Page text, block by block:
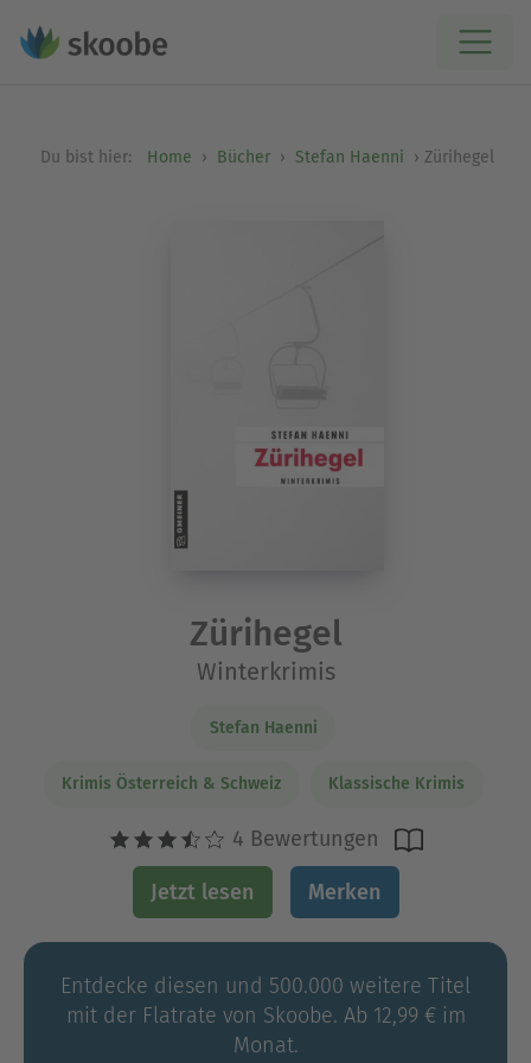
Du bist hier: Home Bücher Stefan Haenni Zürihegel
Zürihegel
Winterkrimis
Stefan Haenni
Krimis Österreich & Schweiz Klassische Krimis
4 Bewertungen
Jetzt lesen Merken
Entdecke diesen und 500.000 weitere Titel
mit der Flatrate von Skoobe. Ab 12,99 € im
Monat.